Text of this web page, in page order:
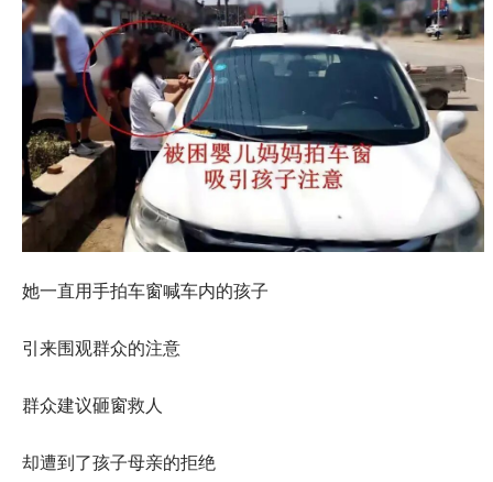
她一直用手拍车窗喊车内的孩子
引来围观群众的注意
群众建议砸窗救人
却遭到了孩子母亲的拒绝